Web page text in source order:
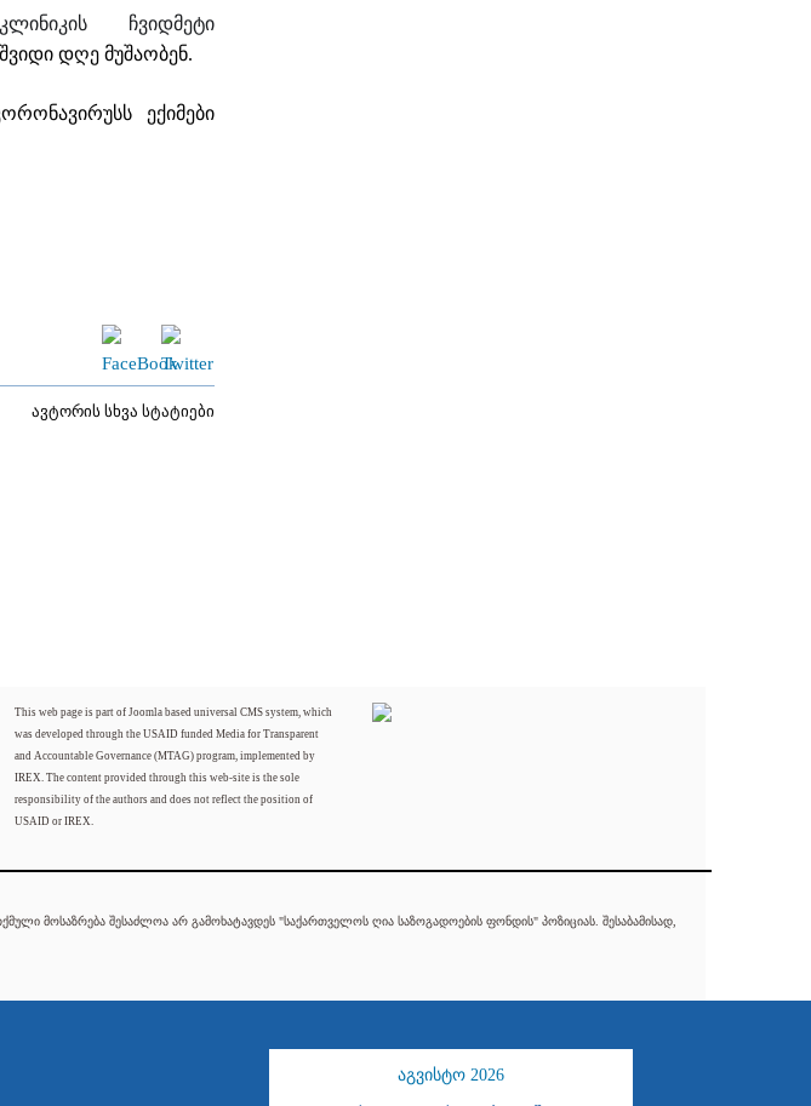
ჩვიდმეტი
დღე მუშაობენ.
ექიმები
ავტორის სხვა სტატიები
This web page is part of Joomla based universal CMS system, which
was developed through the USAID funded Media for Transparent
and Accountable Governance (MTAG) program, implemented by
IREX. The content provided through this web-site is the sole
responsibility of the authors and does not reflect the position of
USAID or IREX.
მოსაზრება შესაძლოა არ გამოხატავდეს "საქართველოს ღია საზოგადოების ფონდის" პოზიციას. შესაბამისად,
აგვისტო 2026